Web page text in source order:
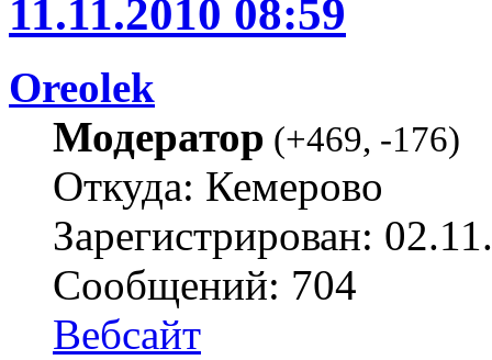
11.11.2010 08:59
Oreolek
Модератор (+469, -176)
Откуда: Кемерово
Зарегистрирован:
Сообщений: 704
Вебсайт